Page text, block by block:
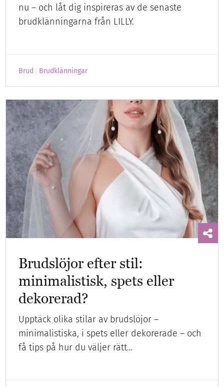
nu – och låt dig inspireras av de senaste
brudklänningarna från LILLY.
Brud Brudklänningar
Brudslöjor efter stil:
minimalistisk, spets eller
dekorerad?
Upptäck olika stilar av brudslöjor –
minimalistiska, i spets eller dekorerade – och
få tips på hur du väljer rätt…